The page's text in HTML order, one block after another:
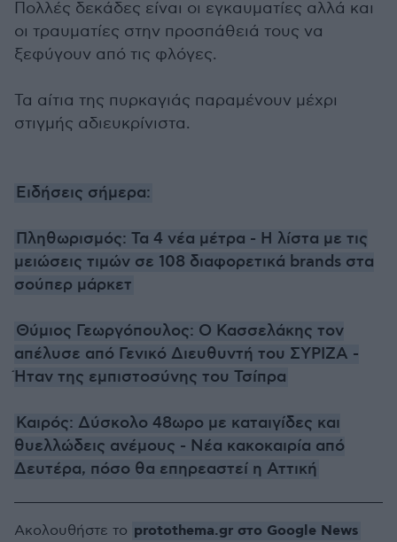
Πολλές δεκάδες είναι οι εγκαυματίες αλλά και
οι τραυματίες στην προσπάθειά τους να
ξεφύγουν από τις φλόγες.
Τα αίτια της πυρκαγιάς παραμένουν μέχρι
στιγμής αδιευκρίνιστα.
Ειδήσεις σήμερα:
Πληθωρισμός: Τα 4 νέα μέτρα - Η λίστα με τις
μειώσεις τιμών σε 108 διαφορετικά brands στα
σούπερ μάρκετ
Θύμιος Γεωργόπουλος: Ο Κασσελάκης τον
απέλυσε από Γενικό Διευθυντή του ΣΥΡΙΖΑ -
Ήταν της εμπιστοσύνης του Τσίπρα
Καιρός: Δύσκολο 48ωρο με καταιγίδες και
θυελλώδεις ανέμους - Νέα κακοκαιρία από
Δευτέρα, πόσο θα επηρεαστεί η Αττική
Ακολουθήστε το protothema.gr στο Google News